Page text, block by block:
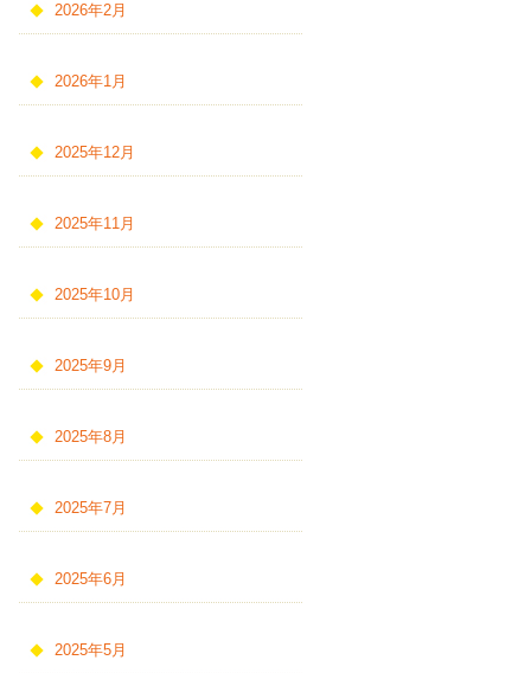
2026年2月
2026年1月
2025年12月
2025年11月
2025年10月
2025年9月
2025年8月
2025年7月
2025年6月
2025年5月